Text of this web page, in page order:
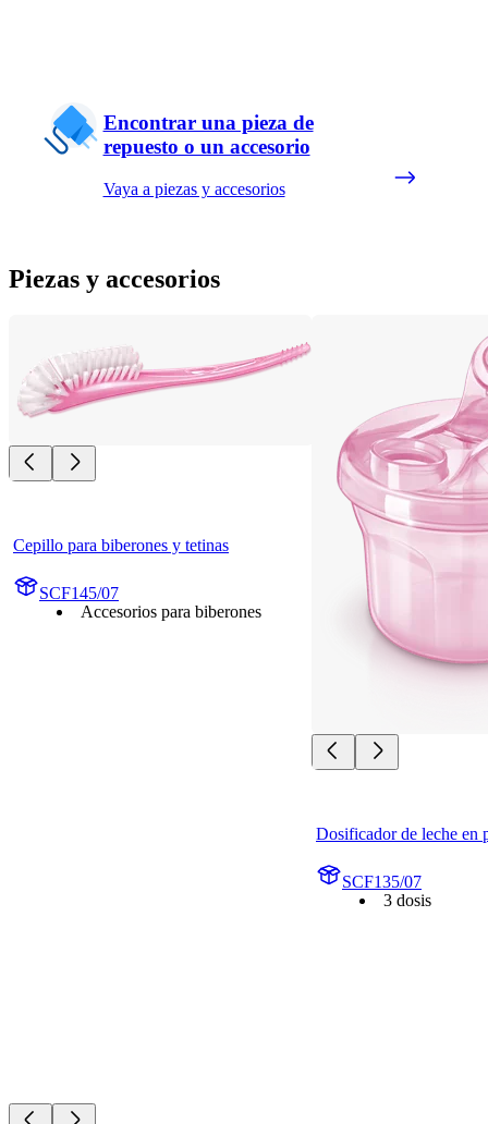
Encontrar una pieza de
repuesto o un accesorio
Vaya a piezas y accesorios
Piezas y accesorios
Cepillo para biberones y tetinas
SCF145/07
Accesorios para biberones
Dosificador de leche en
SCF135/07
3 dosis